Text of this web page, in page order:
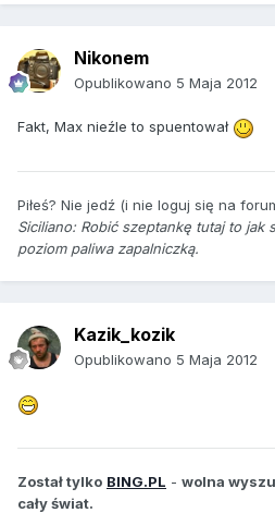
Nikonem
Opublikowano 5 Maja 2012
Fakt, Max nieźle to spuentował
Piłeś? Nie jedź (i nie loguj się na
Siciliano: Robić szeptankę tutaj to jak
poziom paliwa zapalniczką.
Kazik_kozik
Opublikowano 5 Maja 2012
Został tylko BING.PL - wolna
cały świat.